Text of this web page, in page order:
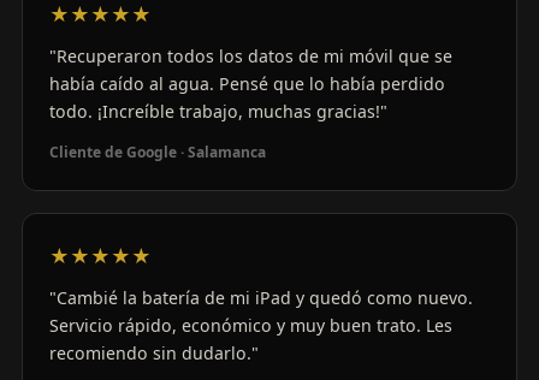
★★★★★
"Recuperaron todos los datos de mi móvil que se
había caído al agua. Pensé que lo había perdido
todo. ¡Increíble trabajo, muchas gracias!"
Cliente de Google · Salamanca
★★★★★
"Cambié la batería de mi iPad y quedó como nuevo.
Servicio rápido, económico y muy buen trato. Les
recomiendo sin dudarlo."